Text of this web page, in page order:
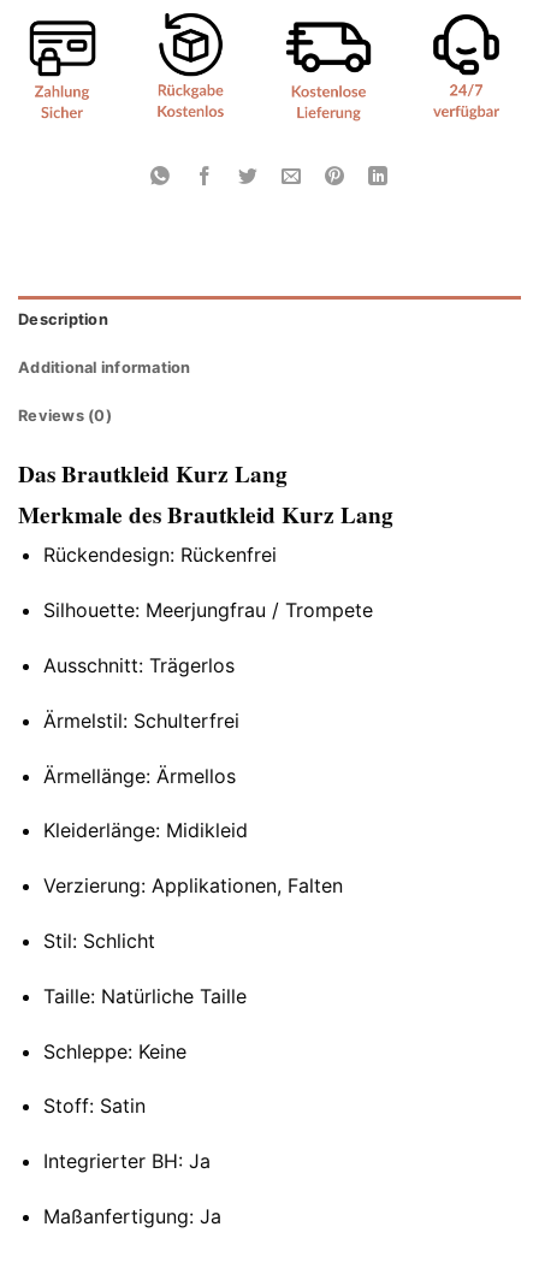
Description
Additional information
Reviews (0)
Das Brautkleid Kurz Lang
Merkmale des Brautkleid Kurz Lang
Rückendesign: Rückenfrei
Silhouette: Meerjungfrau / Trompete
Ausschnitt: Trägerlos
Ärmelstil: Schulterfrei
Ärmellänge: Ärmellos
Kleiderlänge: Midikleid
Verzierung: Applikationen, Falten
Stil: Schlicht
Taille: Natürliche Taille
Schleppe: Keine
Stoff: Satin
Integrierter BH: Ja
Maßanfertigung: Ja